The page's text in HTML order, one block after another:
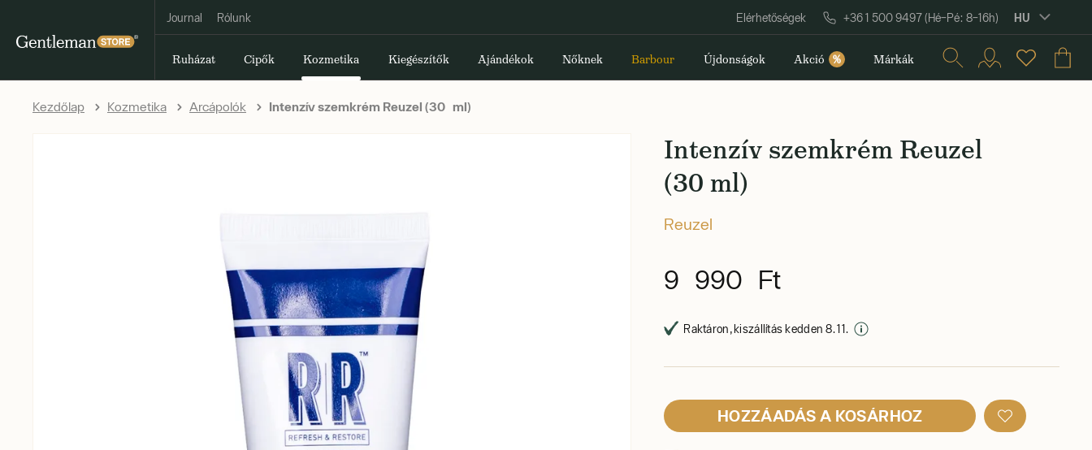
Journal Rólunk Elérhetőségek +36 1 500 9497 (Hé–Pé: 8–16h) HU
Ruházat Cipők Kozmetika Kiegészítők Ajándékok Nőknek Barbour Újdonságok Akció % Márkák
Kezdőlap Kozmetika Arcápolók Intenzív szemkrém Reuzel (30 ml)
Intenzív szemkrém Reuzel
(30 ml)
Reuzel
9 990 Ft
Raktáron, kiszállítás kedden 8. 11.
HOZZÁADÁS A KOSÁRHOZ